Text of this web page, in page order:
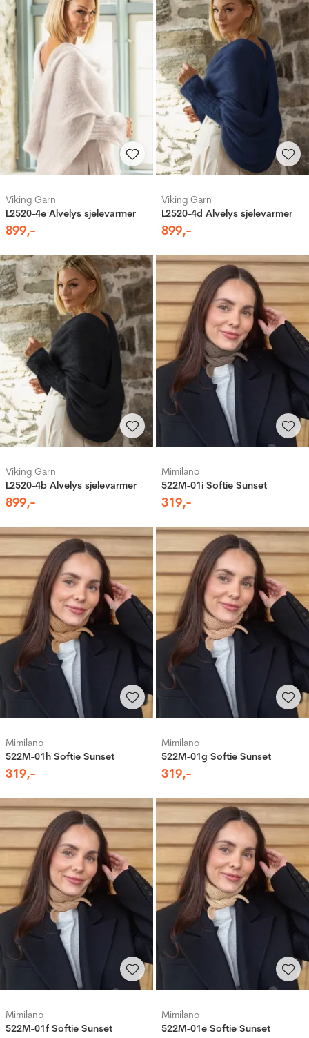
Viking Garn
L2520-4e Alvelys sjelevarmer
899,-
Viking Garn
L2520-4d Alvelys sjelevarmer
899,-
Viking Garn
L2520-4b Alvelys sjelevarmer
899,-
Mimilano
522M-01i Softie Sunset
319,-
Mimilano
522M-01h Softie Sunset
319,-
Mimilano
522M-01g Softie Sunset
319,-
Mimilano
522M-01f Softie Sunset
Mimilano
522M-01e Softie Sunset